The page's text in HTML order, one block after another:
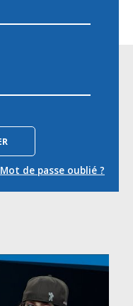
Mot de passe oublié ?